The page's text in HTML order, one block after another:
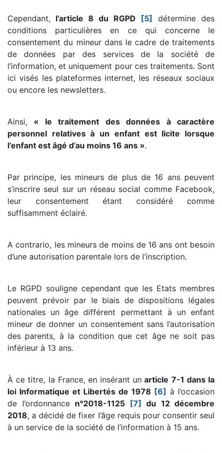
Cependant, l’article 8 du RGPD [5] détermine des
conditions particulières en ce qui concerne le
consentement du mineur dans le cadre de traitements
de données par des services de la société de
l’information, et uniquement pour ces traitements. Sont
ici visés les plateformes internet, les réseaux sociaux
ou encore les newsletters.
Ainsi, « le traitement des données à caractère
personnel relatives à un enfant est licite lorsque
l’enfant est âgé d’au moins 16 ans ».
Par principe, les mineurs de plus de 16 ans peuvent
s’inscrire seul sur un réseau social comme Facebook,
leur consentement étant considéré comme
suffisamment éclairé.
A contrario, les mineurs de moins de 16 ans ont besoin
d’une autorisation parentale lors de l’inscription.
Le RGPD souligne cependant que les Etats membres
peuvent prévoir par le biais de dispositions légales
nationales un âge différent permettant à un enfant
mineur de donner un consentement sans l’autorisation
des parents, à la condition que cet âge ne soit pas
inférieur à 13 ans.
À ce titre, la France, en insérant un article 7-1 dans la
loi Informatique et Libertés de 1978 [6] à l’occasion
de l’ordonnance n°2018-1125 [7] du 12 décembre
2018, a décidé de fixer l’âge requis pour consentir seul
à un service de la société de l’information à 15 ans.